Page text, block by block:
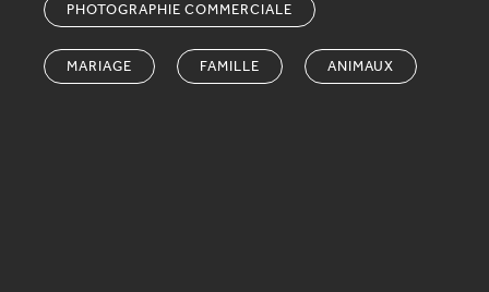
PHOTOGRAPHIE COMMERCIALE
MARIAGE FAMILLE ANIMAUX